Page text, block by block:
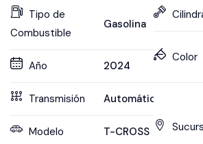
Tipo de
Combustible
Gasolina
Año 2024
Transmisión Automática
Modelo T-CROSS
Color